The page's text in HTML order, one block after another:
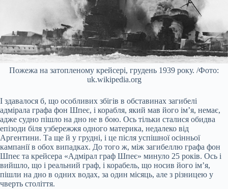
Пожежа на затопленому крейсері, грудень 1939 року. /Фото:
uk.wikipedia.org
І здавалося б, що особливих збігів в обставинах загибелі
адмірала графа фон Шпеє, і корабля, який мав його ім’я, немає,
адже судно пішло на дно не в бою. Ось тільки сталися обидва
епізоди біля узбережжя одного материка, недалеко від
Аргентини. Та ще й у грудні, і це після успішної осінньої
кампанії в обох випадках. До того ж, між загибеллю графа фон
Шпеє та крейсера «Адмірал граф Шпеє» минуло 25 років. Ось і
вийшло, що і реальний граф, і корабель, що носив його ім’я,
пішли на дно в одних водах, за один місяць, але з різницею у
чверть століття.